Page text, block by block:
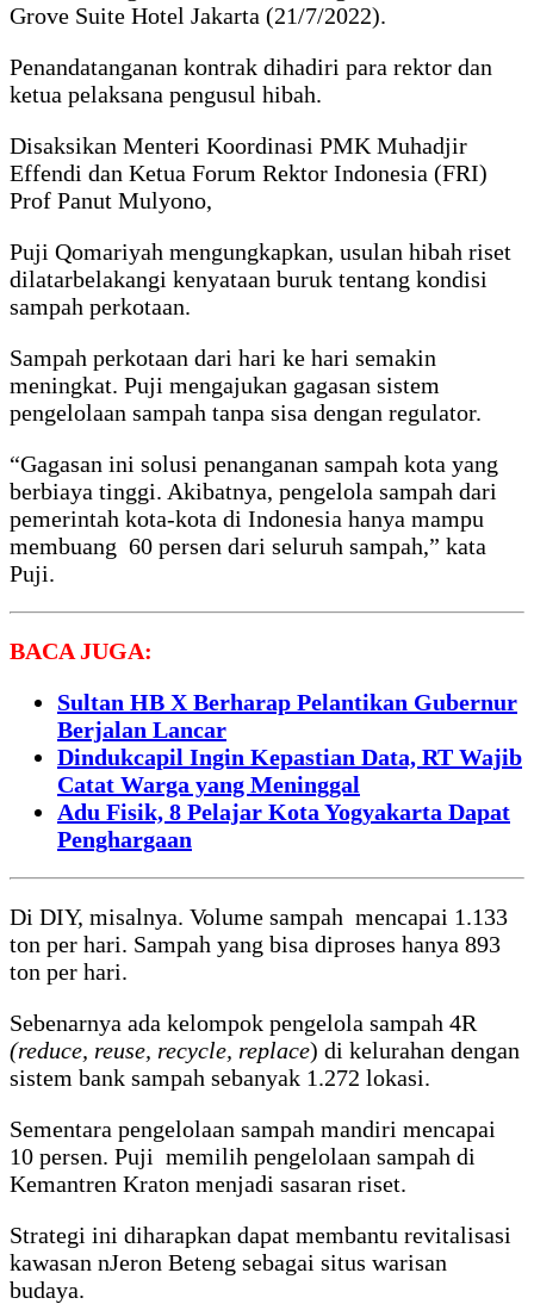
Grove Suite Hotel Jakarta (21/7/2022).
Penandatanganan kontrak dihadiri para rektor dan
ketua pelaksana pengusul hibah.
Disaksikan Menteri Koordinasi PMK Muhadjir
Effendi dan Ketua Forum Rektor Indonesia (FRI)
Prof Panut Mulyono,
Puji Qomariyah mengungkapkan, usulan hibah riset
dilatarbelakangi kenyataan buruk tentang kondisi
sampah perkotaan.
Sampah perkotaan dari hari ke hari semakin
meningkat. Puji mengajukan gagasan sistem
pengelolaan sampah tanpa sisa dengan regulator.
“Gagasan ini solusi penanganan sampah kota yang
berbiaya tinggi. Akibatnya, pengelola sampah dari
pemerintah kota-kota di Indonesia hanya mampu
membuang 60 persen dari seluruh sampah,” kata
Puji.
BACA JUGA:
Sultan HB X Berharap Pelantikan Gubernur
Berjalan Lancar
Dindukcapil Ingin Kepastian Data, RT Wajib
Catat Warga yang Meninggal
Adu Fisik, 8 Pelajar Kota Yogyakarta Dapat
Penghargaan
Di DIY, misalnya. Volume sampah mencapai 1.133
ton per hari. Sampah yang bisa diproses hanya 893
ton per hari.
Sebenarnya ada kelompok pengelola sampah 4R
(reduce, reuse, recycle, replace) di kelurahan dengan
sistem bank sampah sebanyak 1.272 lokasi.
Sementara pengelolaan sampah mandiri mencapai
10 persen. Puji memilih pengelolaan sampah di
Kemantren Kraton menjadi sasaran riset.
Strategi ini diharapkan dapat membantu revitalisasi
kawasan nJeron Beteng sebagai situs warisan
budaya.